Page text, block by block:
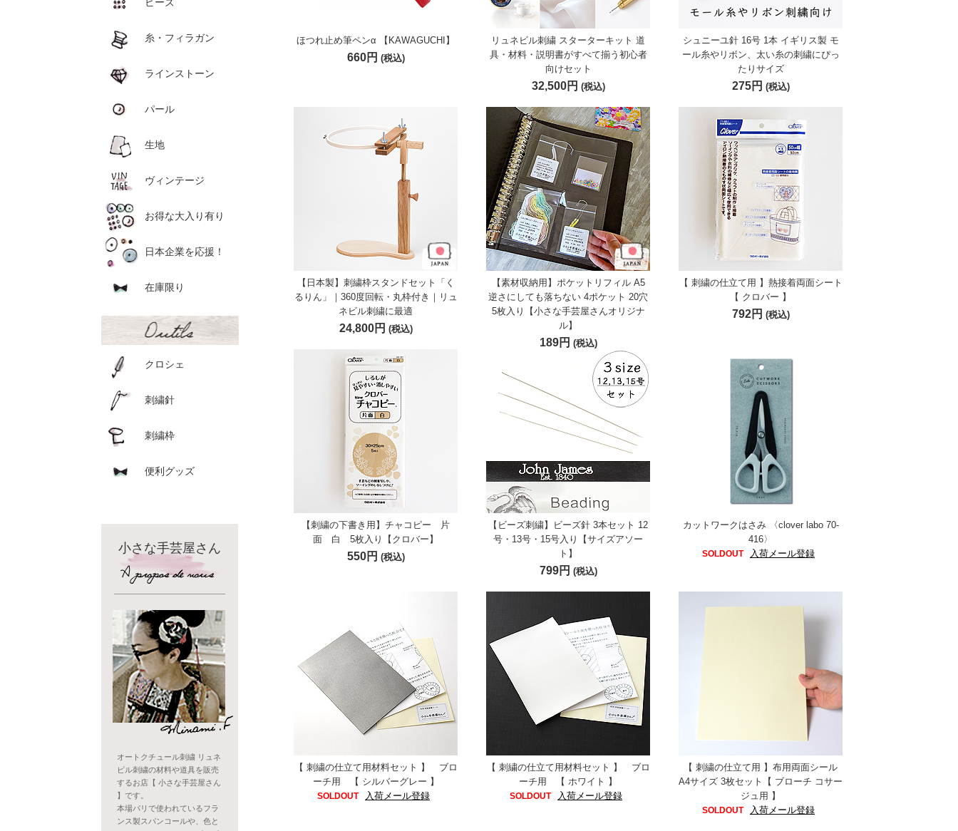
ほつれ止め筆ペンα 【KAWAGUCHI】
660円 (税込)
リュネビル刺繍 スターターキット 道
具・材料・説明書がすべて揃う初心者
向けセット
32,500円 (税込)
シュニーユ針 16号 1本 イギリス製 モ
ール糸やリボン、太い糸の刺繍にぴっ
たりサイズ
275円 (税込)
【日本製】刺繍枠スタンドセット「く
るりん」｜360度回転・丸枠付き｜リュ
ネビル刺繍に最適
24,800円 (税込)
【素材収納用】ポケットリフィル A5
逆さにしても落ちない 4ポケット 20穴
5枚入り【小さな手芸屋さんオリジナ
ル】
189円 (税込)
【 刺繍の仕立て用 】熱接着両面シート
【 クロバー 】
792円 (税込)
【刺繍の下書き用】チャコピー 片
面 白 5枚入り【クロバー】
550円 (税込)
【ビーズ刺繍】ビーズ針 3本セット 12
号・13号・15号入り【サイズアソー
ト】
799円 (税込)
カットワークはさみ 〈clover labo 70-
416〉
SOLDOUT 入荷メール登録
【 刺繍の仕立て用材料セット 】 ブロ
ーチ用 【 シルバーグレー 】
SOLDOUT 入荷メール登録
【 刺繍の仕立て用材料セット 】 ブロ
ーチ用 【 ホワイト 】
SOLDOUT 入荷メール登録
【 刺繍の仕立て用 】布用両面シール
A4サイズ 3枚セット【 ブローチ コサー
ジュ用 】
SOLDOUT 入荷メール登録
糸・フィラガン
ラインストーン
パール
生地
ヴィンテージ
お得な大入り有り
日本企業を応援！
在庫限り
クロシェ
刺繍針
刺繍枠
便利グッズ
小さな手芸屋さん
オートクチュール刺繍 リュネ
ビル刺繍の材料や道具を販売
するお店【 小さな手芸屋さん
】です。
本場パリで使われているフラ
ンス製スパンコールや、色と